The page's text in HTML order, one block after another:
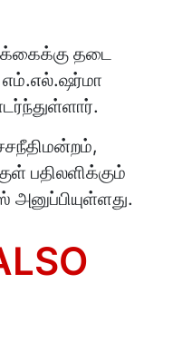
தடை
எம்.எல்.ஷர்மா
பதிலளிக்கும்
அனுப்பியுள்ளது.